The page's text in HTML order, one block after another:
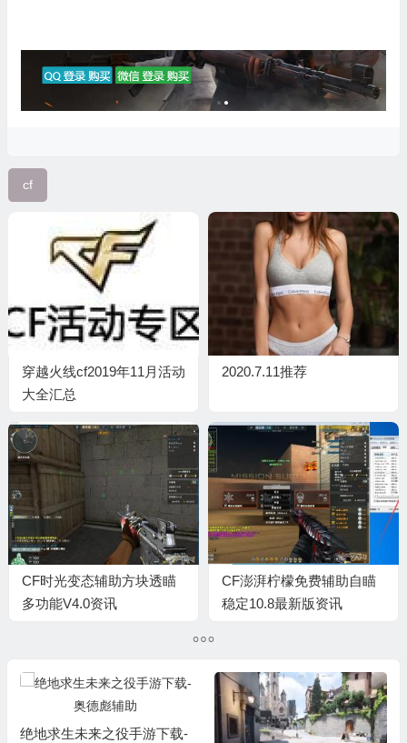
cf
穿越火线cf2019年11月活动
大全汇总
2020.7.11推荐
CF时光变态辅助方块透瞄
多功能V4.0资讯
CF澎湃柠檬免费辅助自瞄
稳定10.8最新版资讯
绝地求生未来之役手游下载-